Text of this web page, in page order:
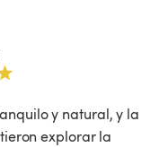
y natural, y la
explorar la